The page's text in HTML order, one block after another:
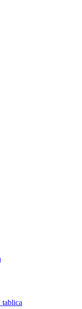
tablica